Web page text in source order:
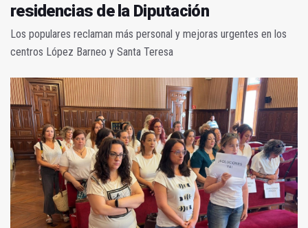
residencias de la Diputación
Los populares reclaman más personal y mejoras urgentes en los
centros López Barneo y Santa Teresa